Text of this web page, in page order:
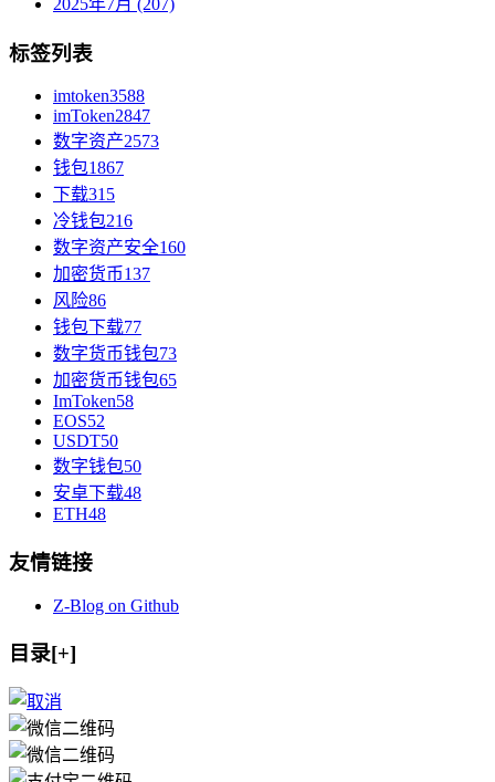
标签列表
imtoken3588
imToken2847
数字资产2573
钱包1867
下载315
冷钱包216
数字资产安全160
加密货币137
风险86
钱包下载77
数字货币钱包73
加密货币钱包65
ImToken58
EOS52
USDT50
数字钱包50
安卓下载48
ETH48
友情链接
Z-Blog on Github
目录[+]